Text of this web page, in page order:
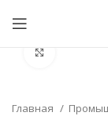
Главная